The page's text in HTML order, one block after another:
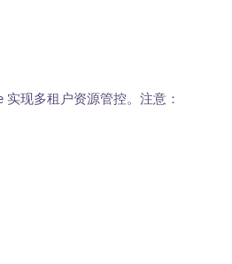
现多租户资源管控。注意：